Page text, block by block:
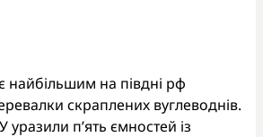
найбільшим на півдні рф
скраплених вуглеводнів.
уразили п’ять ємностей із